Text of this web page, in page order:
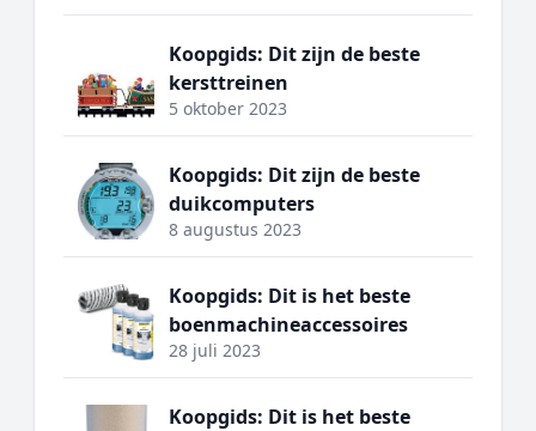
Koopgids: Dit zijn de beste
kersttreinen
5 oktober 2023
Koopgids: Dit zijn de beste
duikcomputers
8 augustus 2023
Koopgids: Dit is het beste
boenmachineaccessoires
28 juli 2023
Koopgids: Dit is het beste